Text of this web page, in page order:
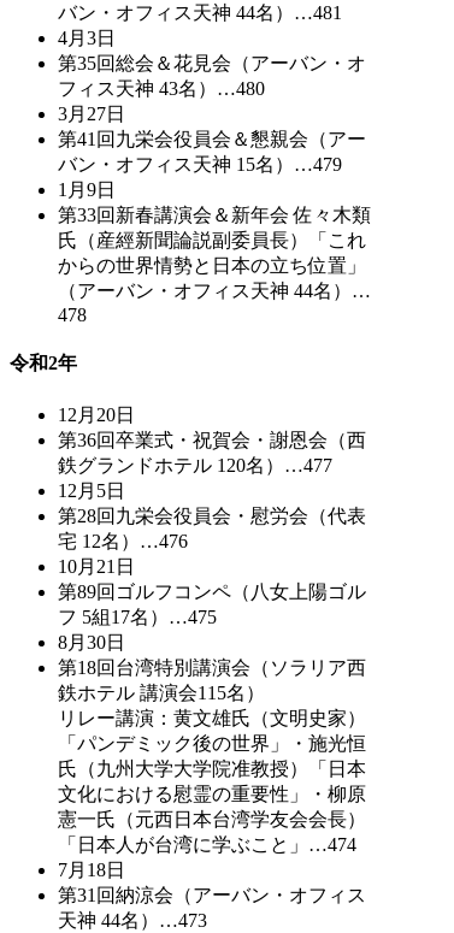
バン・オフィス天神 44名）…481
4月3日
第35回総会＆花見会（アーバン・オ
フィス天神 43名）…480
3月27日
第41回九栄会役員会＆懇親会（アー
バン・オフィス天神 15名）…479
1月9日
第33回新春講演会＆新年会 佐々木類
氏（産經新聞論説副委員長）「これ
からの世界情勢と日本の立ち位置」
（アーバン・オフィス天神 44名）…
478
令和2年
12月20日
第36回卒業式・祝賀会・謝恩会（西
鉄グランドホテル 120名）…477
12月5日
第28回九栄会役員会・慰労会（代表
宅 12名）…476
10月21日
第89回ゴルフコンペ（八女上陽ゴル
フ 5組17名）…475
8月30日
第18回台湾特別講演会（ソラリア西
鉄ホテル 講演会115名）
リレー講演：黄文雄氏（文明史家）
「パンデミック後の世界」・施光恒
氏（九州大学大学院准教授）「日本
文化における慰霊の重要性」・柳原
憲一氏（元西日本台湾学友会会長）
「日本人が台湾に学ぶこと」…474
7月18日
第31回納涼会（アーバン・オフィス
天神 44名）…473